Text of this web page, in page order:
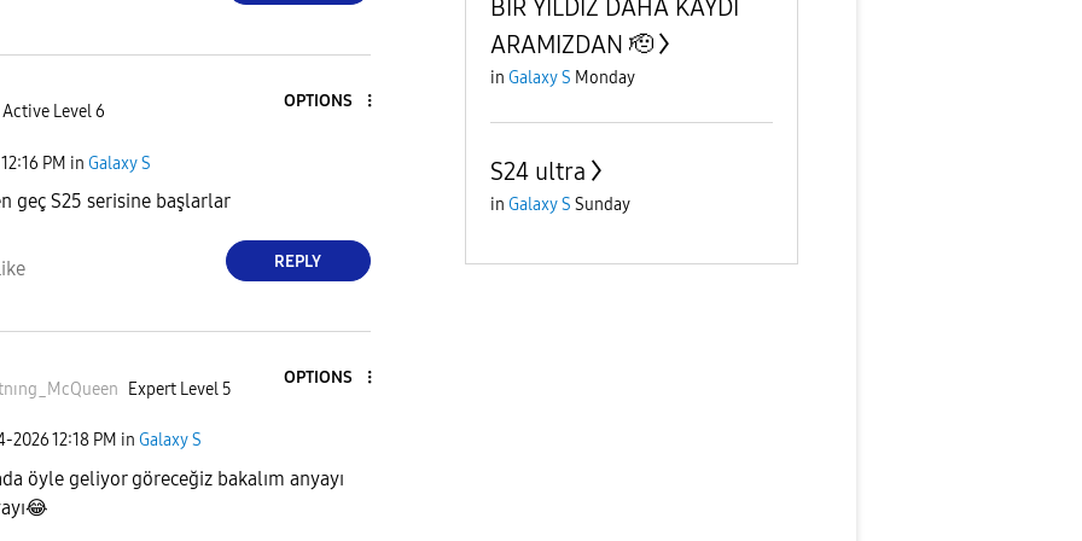
Active Level 6
OPTIONS
12:16 PM in Galaxy S
geç S25 serisine başlarlar
REPLY
en Expert Level 5
OPTIONS
202612:18 PM in Galaxy S
öyle geliyor göreceğiz bakalım anyayı
😂
BİR YILDIZ DAHA KAYDI
ARAMIZDAN 🫡
in Galaxy S Monday
S24 ultra
in Galaxy S Sunday